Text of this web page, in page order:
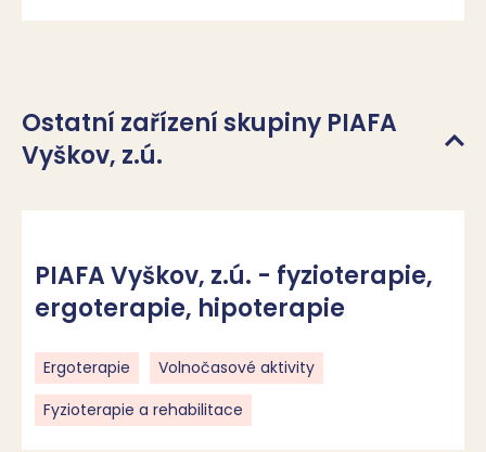
Ostatní zařízení skupiny PIAFA
Vyškov, z.ú.
PIAFA Vyškov, z.ú. - fyzioterapie,
ergoterapie, hipoterapie
Ergoterapie
Volnočasové aktivity
Fyzioterapie a rehabilitace